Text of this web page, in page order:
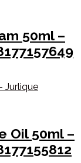
50ml –
Oil 50ml –